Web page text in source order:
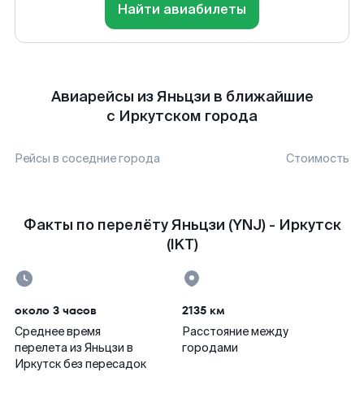
Найти авиабилеты
Авиарейсы из Яньцзи в ближайшие
с Иркутском города
Рейсы в соседние города Стоимость
Факты по перелёту Яньцзи (YNJ) - Иркутск
(IKT)
около 3 часов
Среднее время
перелета из Яньцзи в
Иркутск без пересадок
2135 км
Расстояние между
городами